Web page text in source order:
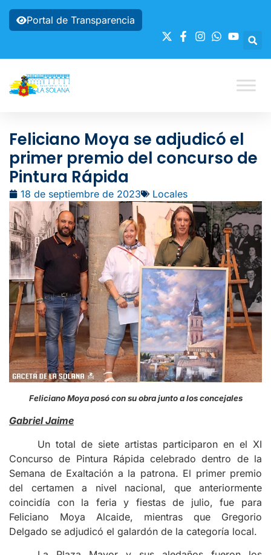
Portal de Transparencia
Feliciano Moya se adjudicó el
primer premio del concurso de
Pintura Rápida
18 de septiembre de 2023 Locales
Feliciano Moya posó con su obra junto a los concejales
Gabriel Jaime
Un total de siete artistas participaron en el XI
Concurso de Pintura Rápida celebrado dentro de la
Semana de Exaltación a la patrona. El primer premio
del certamen a nivel nacional, que anteriormente
coincidía con la feria y fiestas de julio, fue para
Feliciano Moya Alcaide, mientras que Gregorio
Delgado se adjudicó el galardón de la categoría local.